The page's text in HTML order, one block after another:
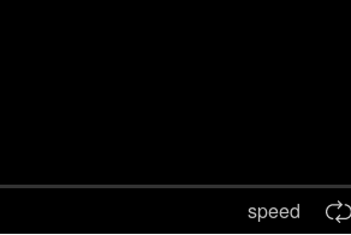
speed